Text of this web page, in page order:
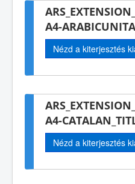
A4-
Nézd a kiterjesztés
A4-
Nézd a kiterjesztés